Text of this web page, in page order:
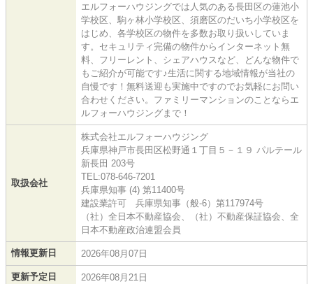
エルフォーハウジングでは人気のある長田区の蓮池小
学校区、駒ヶ林小学校区、須磨区のだいち小学校区を
はじめ、各学校区の物件を多数お取り扱いしていま
す。セキュリティ完備の物件からインターネット無
料、フリーレント、シェアハウスなど、どんな物件で
もご紹介が可能です♪生活に関する地域情報が当社の
自慢です！無料送迎も実施中ですのでお気軽にお問い
合わせください。ファミリーマンションのことならエ
ルフォーハウジングまで！
取扱会社
株式会社エルフォーハウジング
兵庫県神戸市長田区松野通１丁目５－１９ パルテール
新長田 203号
TEL:078-646-7201
兵庫県知事 (4) 第11400号
建設業許可 兵庫県知事（般-6）第117974号
（社）全日本不動産協会、（社）不動産保証協会、全
日本不動産政治連盟会員
情報更新日 2026年08月07日
更新予定日 2026年08月21日